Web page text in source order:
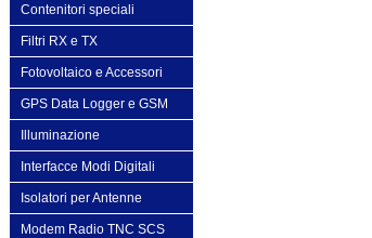
Contenitori speciali
Filtri RX e TX
Fotovoltaico e Accessori
GPS Data Logger e GSM
Illuminazione
Interfacce Modi Digitali
Isolatori per Antenne
Modem Radio TNC SCS